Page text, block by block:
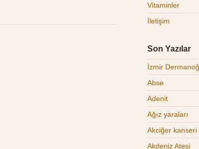
Vitaminler
İletişim
Son Yazılar
İzmir
Abse
Adenit
Ağız yaraları
Akciğer kanseri
Akdeniz Ateşi